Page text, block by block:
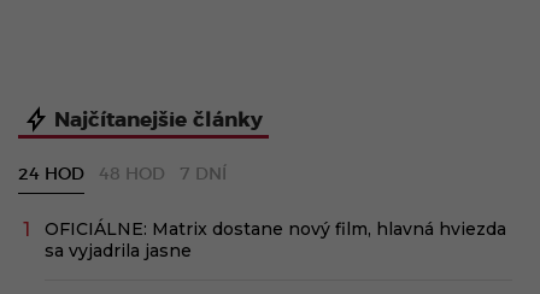
Najčítanejšie články
24 HOD 48 HOD 7 DNÍ
OFICIÁLNE: Matrix dostane nový film, hlavná hviezda
sa vyjadrila jasne